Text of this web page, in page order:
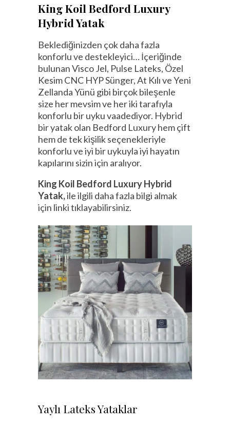
King Koil Bedford Luxury
Hybrid Yatak
Beklediğinizden çok daha fazla
konforlu ve destekleyici… İçeriğinde
bulunan Visco Jel, Pulse Lateks, Özel
Kesim CNC HYP Sünger, At Kılı ve Yeni
Zellanda Yünü gibi birçok bileşenle
size her mevsim ve her iki tarafıyla
konforlu bir uyku vaadediyor. Hybrid
bir yatak olan Bedford Luxury hem çift
hem de tek kişilik seçenekleriyle
konforlu ve iyi bir uykuyla iyi hayatın
kapılarını sizin için aralıyor.
King Koil Bedford Luxury Hybrid
Yatak,ile ilgili daha fazla bilgi almak
için linki tıklayabilirsiniz.
Yaylı Lateks Yataklar